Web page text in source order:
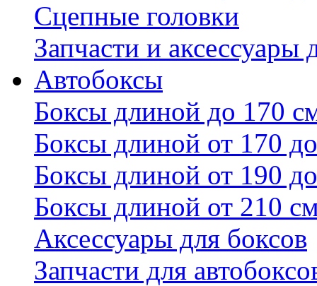
Сцепные головки
Запчасти и аксессуары
Автобоксы
Боксы длиной до 170
Боксы длиной от 170
Боксы длиной от 190
Боксы длиной от 210
Аксессуары для боксов
Запчасти для